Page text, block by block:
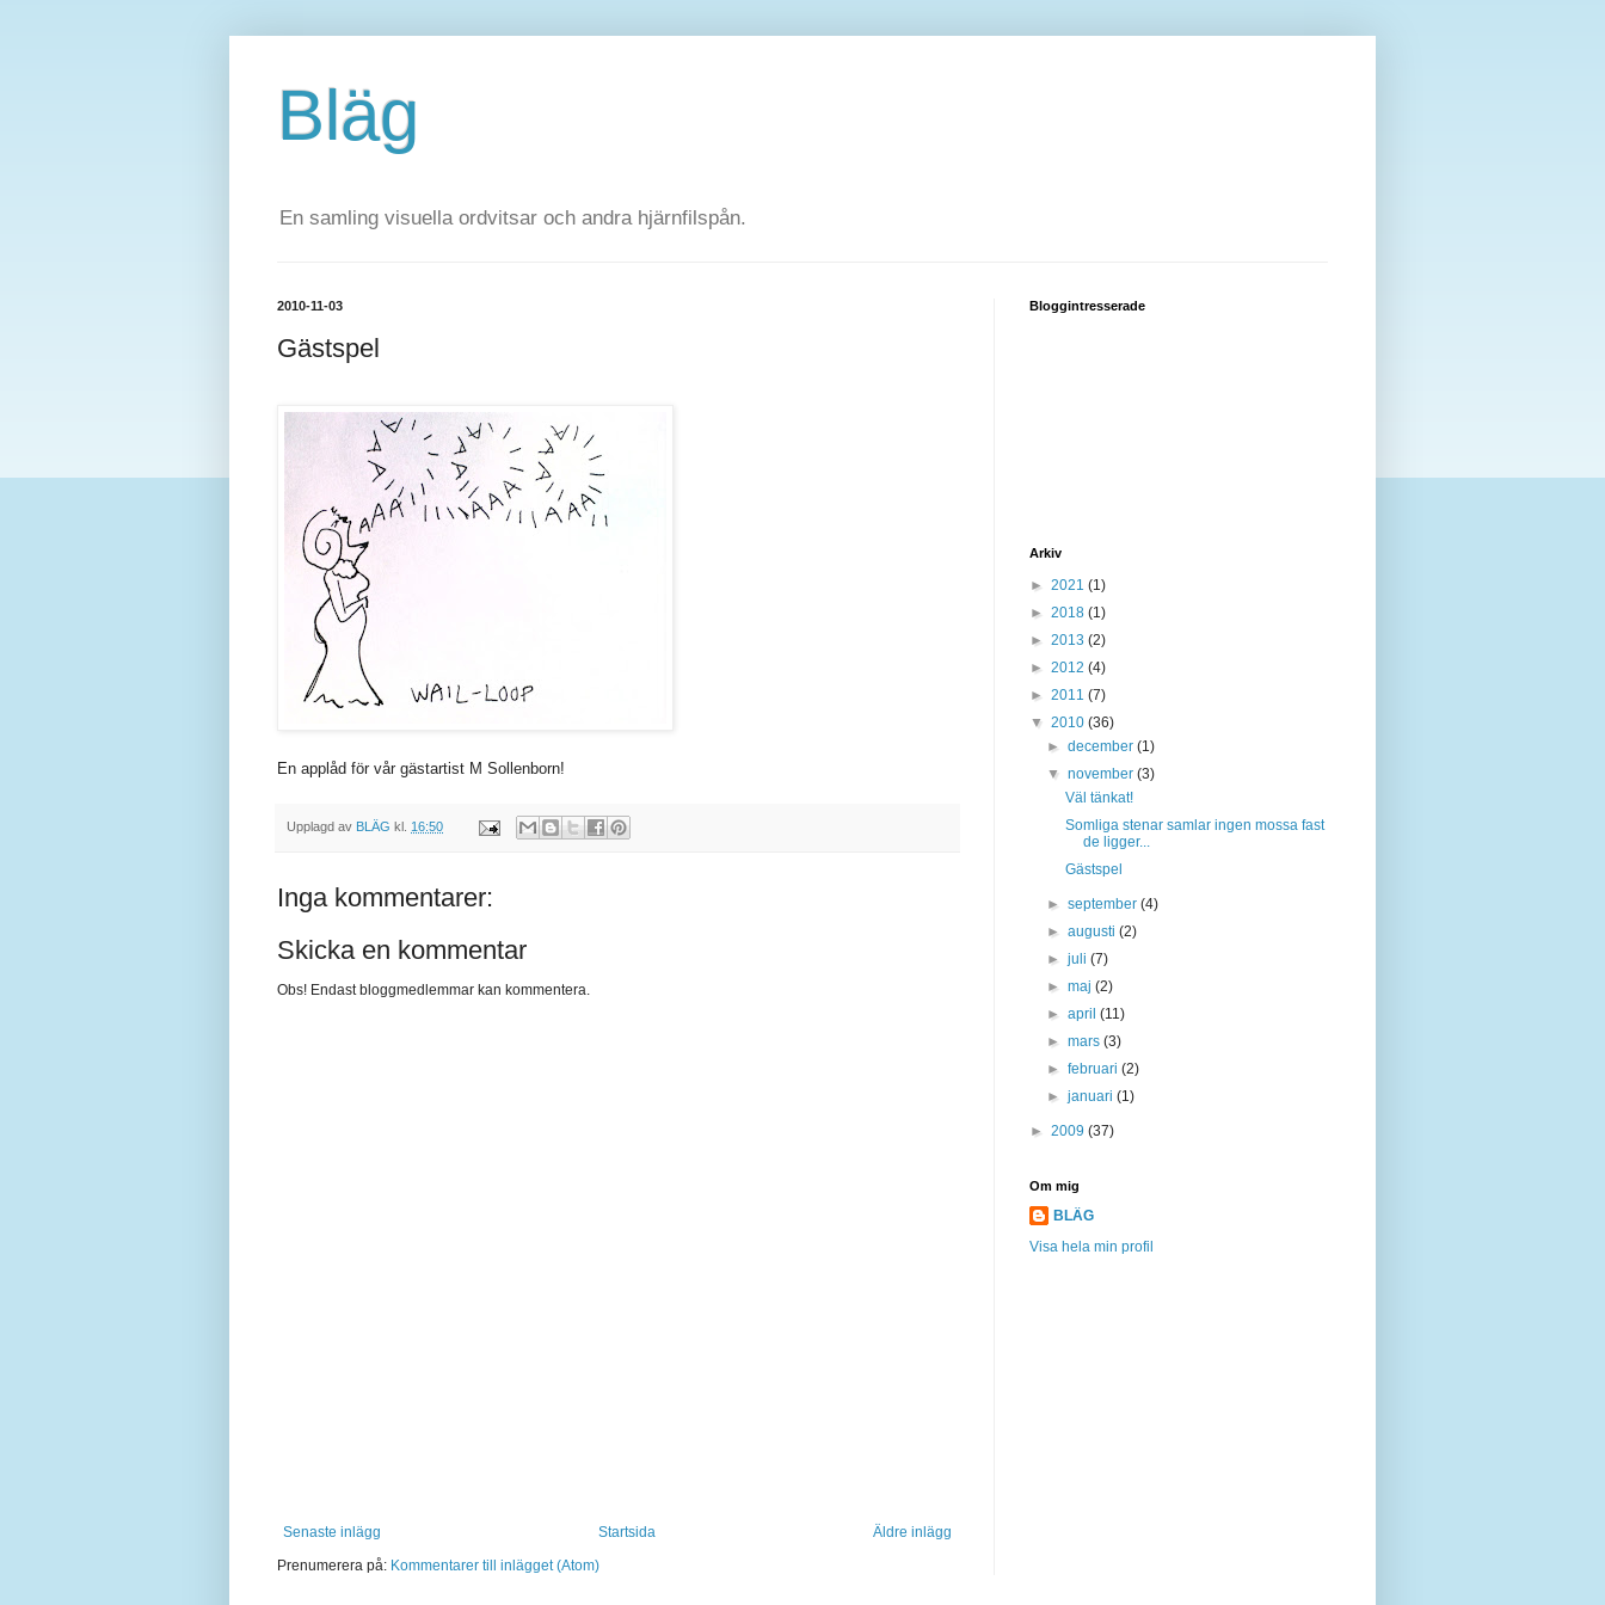
Bläg
En samling visuella ordvitsar och andra hjärnfilspån.
2010-11-03
Gästspel
En applåd för vår gästartist M Sollenborn!
Upplagd av BLÄG kl. 16:50
Inga kommentarer:
Skicka en kommentar
Obs! Endast bloggmedlemmar kan kommentera.
Senaste inlägg Äldre inlägg
Startsida
Prenumerera på: Kommentarer till inlägget (Atom)
Bloggintresserade
Arkiv
► 2021 (1)
► 2018 (1)
► 2013 (2)
► 2012 (4)
► 2011 (7)
▼ 2010 (36)
►december(1)
▼november(3)
Väl tänkat!
Somliga stenar samlar ingen mossa fast
de ligger...
Gästspel
►september(4)
►augusti(2)
►juli(7)
►maj(2)
►april(11)
►mars(3)
►februari(2)
►januari(1)
► 2009 (37)
Om mig
BLÄG
Visa hela min profil